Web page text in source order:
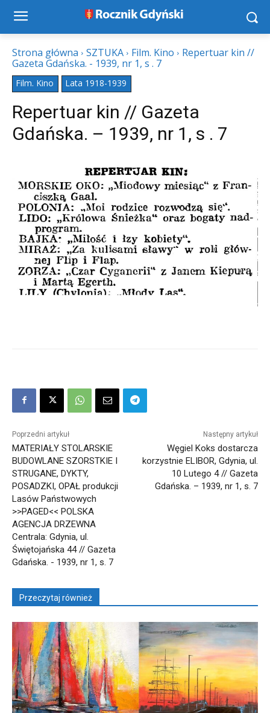
Strona główna SZTUKA Film. Kino
Repertuar kin //
Gazeta Gdańska. - 1939, nr 1, s . 7
Film. Kino Lata 1918-1939
Repertuar kin // Gazeta
Gdańska. – 1939, nr 1, s . 7
Poprzedni artykuł
MATERIAŁY STOLARSKIE
BUDOWLANE SZORSTKIE I
STRUGANE, DYKTY,
POSADZKI, OPAŁ produkcji
Lasów Państwowych
>>PAGED<< POLSKA
AGENCJA DRZEWNA
Centrala: Gdynia, ul.
Świętojańska 44 // Gazeta
Gdańska. - 1939, nr 1, s. 7
Następny artykuł
Węgiel Koks dostarcza
korzystnie ELIBOR, Gdynia, ul.
10 Lutego 4 // Gazeta
Gdańska. – 1939, nr 1, s. 7
Przeczytaj również